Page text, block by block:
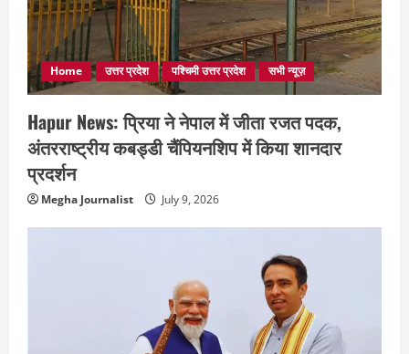
Home उत्तर प्रदेश पश्चिमी उत्तर प्रदेश सभी न्यूज़
Hapur News: प्रिया ने नेपाल में जीता रजत पदक,
अंतरराष्ट्रीय कबड्डी चैंपियनशिप में किया शानदार
प्रदर्शन
Megha Journalist July 9, 2026